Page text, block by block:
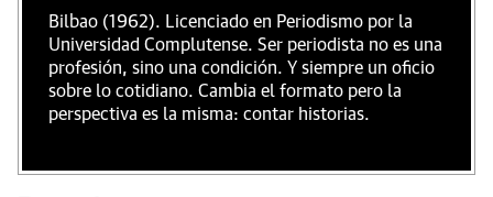
Bilbao (1962). Licenciado en Periodismo por la
Universidad Complutense. Ser periodista no es una
profesión, sino una condición. Y siempre un oficio
sobre lo cotidiano. Cambia el formato pero la
perspectiva es la misma: contar historias.